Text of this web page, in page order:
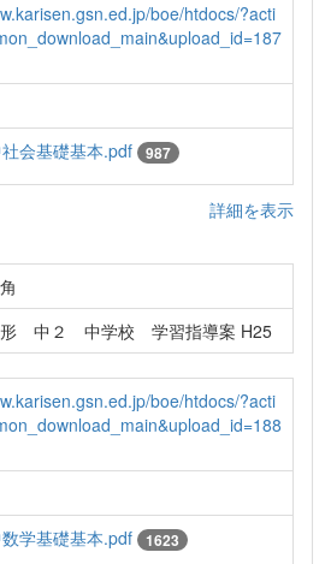
boe/htdocs/?acti
会基礎基本.pdf 987
詳細を表示
中２ 中学校 学習指導案 H25
boe/htdocs/?acti
学基礎基本.pdf 1623